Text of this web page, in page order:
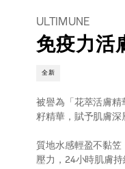
ULTIMUNE
免疫力活
全新
被譽為「花萃活膚精
籽精華，賦予肌膚深
質地水感輕盈不黏
壓力，24小時肌膚